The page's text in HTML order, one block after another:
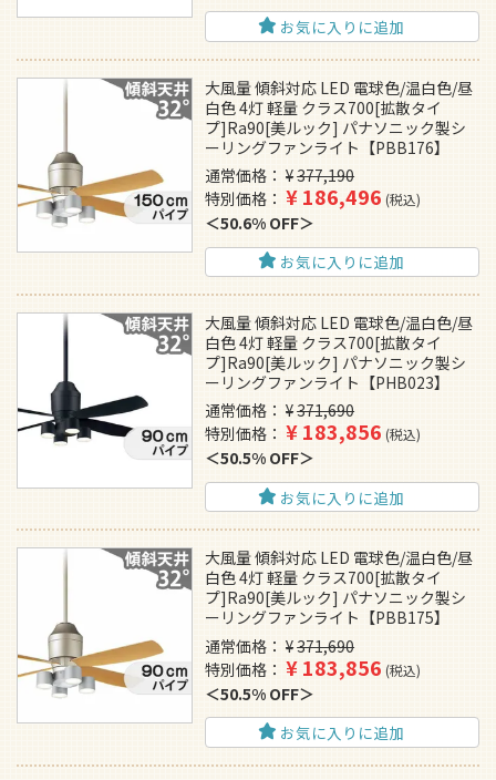
お気に入りに追加
大風量 傾斜対応 LED 電球色/温白色/昼
白色 4灯 軽量 クラス700[拡散タイ
プ]Ra90[美ルック] パナソニック製シ
ーリングファンライト【PBB176】
通常価格
¥377,190
特別価格
¥186,496 税込
50.6% OFF
お気に入りに追加
大風量 傾斜対応 LED 電球色/温白色/昼
白色 4灯 軽量 クラス700[拡散タイ
プ]Ra90[美ルック] パナソニック製シ
ーリングファンライト【PHB023】
通常価格
¥371,690
特別価格
¥183,856 税込
50.5% OFF
お気に入りに追加
大風量 傾斜対応 LED 電球色/温白色/昼
白色 4灯 軽量 クラス700[拡散タイ
プ]Ra90[美ルック] パナソニック製シ
ーリングファンライト【PBB175】
通常価格
¥371,690
特別価格
¥183,856 税込
50.5% OFF
お気に入りに追加